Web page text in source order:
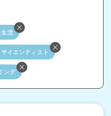
活
イエンティスト
ング